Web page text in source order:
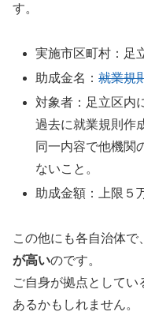
す。
実施市区町村：足
助成金名：就業規
対象者：足立区内
過去に就業規則作
同一内容で他機関
ないこと。
助成金額：上限５
この他にも各自治体で、
が高いのです。
ご自身が拠点として
あるかもしれません。